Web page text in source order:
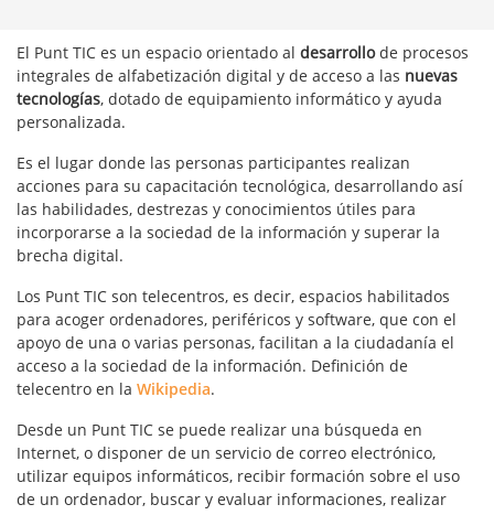
El Punt TIC es un espacio orientado al desarrollode procesos
integrales de alfabetización digital y de acceso a las nuevas
tecnologías, dotado de equipamiento informático y ayuda
personalizada.
Es el lugar donde las personas participantes realizan
acciones para su capacitación tecnológica, desarrollando así
las habilidades, destrezas y conocimientos útiles para
incorporarse a la sociedad de la información y superar la
brecha digital.
Los Punt TIC son telecentros, es decir, espacios habilitados
para acoger ordenadores, periféricos y software, que con el
apoyo de una o varias personas, facilitan a la ciudadanía el
acceso a la sociedad de la información. Definición de
telecentro en la Wikipedia.
Desde un Punt TIC se puede realizar una búsqueda en
Internet, o disponer de un servicio de correo electrónico,
utilizar equipos informáticos, recibir formación sobre el uso
de un ordenador, buscar y evaluar informaciones, realizar